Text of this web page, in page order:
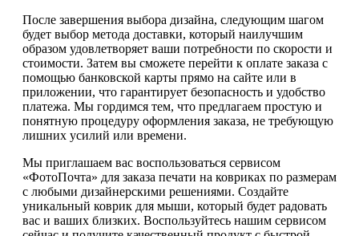
После завершения выбора дизайна, следующим шагом
будет выбор метода доставки, который наилучшим
образом удовлетворяет ваши потребности по скорости и
стоимости. Затем вы сможете перейти к оплате заказа с
помощью банковской карты прямо на сайте или в
приложении, что гарантирует безопасность и удобство
платежа. Мы гордимся тем, что предлагаем простую и
понятную процедуру оформления заказа, не требующую
лишних усилий или времени.
Мы приглашаем вас воспользоваться сервисом
«ФотоПочта» для заказа печати на ковриках по размерам
с любыми дизайнерскими решениями. Создайте
уникальный коврик для мыши, который будет радовать
вас и ваших близких. Воспользуйтесь нашим сервисом